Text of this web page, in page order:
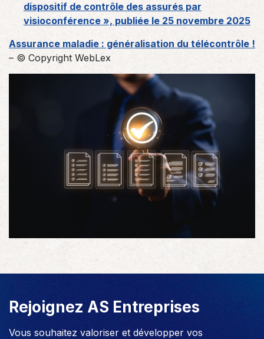
dispositif de contrôle des assurés par
visioconférence », publiée le 25 novembre 2025
Assurance maladie : généralisation du télécontrôle !
– © Copyright WebLex
Rejoignez AS Entreprises
Vous souhaitez valoriser et développer vos